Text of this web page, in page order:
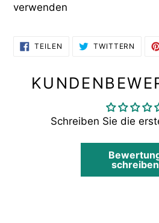
verwenden
TEILEN
FACEBOOK
TWITTERN
Schreiben Sie die
schreiben